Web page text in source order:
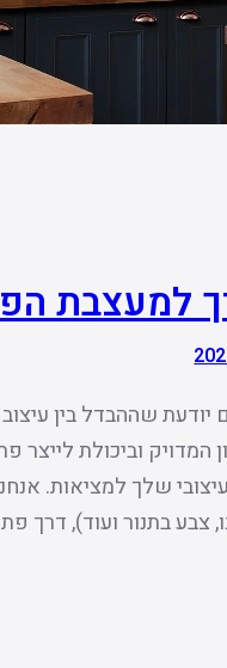
למעצבת
יודעת שההבדל בין
שלך למציאות.
צבע בתנור ועוד), דרך